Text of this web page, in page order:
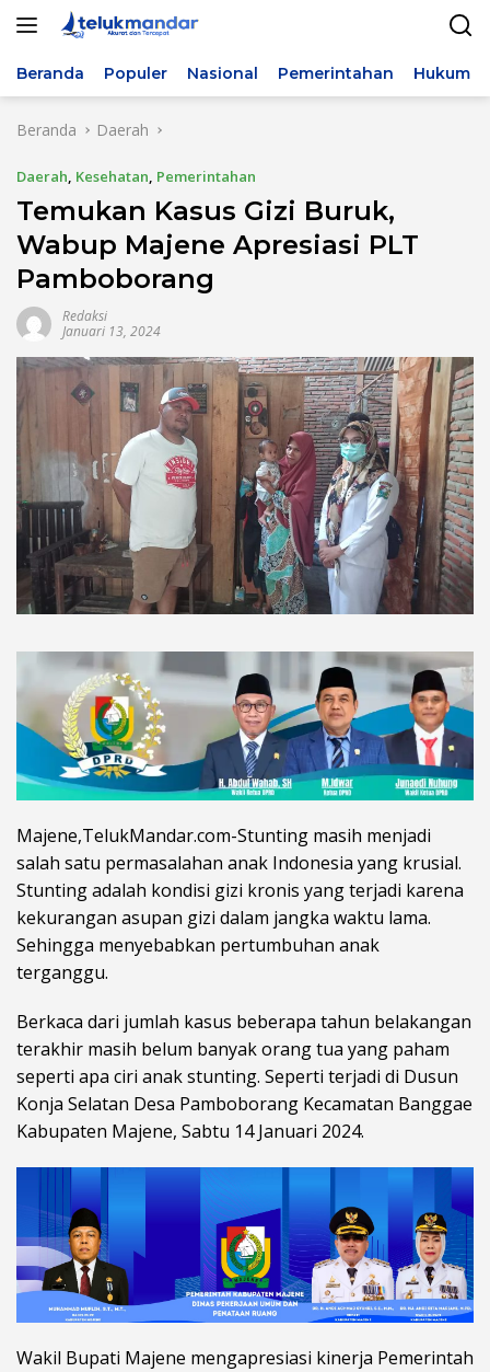
Beranda Populer Nasional Pemerintahan Hukum
Beranda Daerah
Daerah, Kesehatan, Pemerintahan
Temukan Kasus Gizi Buruk,
Wabup Majene Apresiasi PLT
Pamboborang
Redaksi
Januari 13, 2024
Majene,TelukMandar.com-Stunting masih menjadi
salah satu permasalahan anak Indonesia yang krusial.
Stunting adalah kondisi gizi kronis yang terjadi karena
kekurangan asupan gizi dalam jangka waktu lama.
Sehingga menyebabkan pertumbuhan anak
terganggu.
Berkaca dari jumlah kasus beberapa tahun belakangan
terakhir masih belum banyak orang tua yang paham
seperti apa ciri anak stunting. Seperti terjadi di Dusun
Konja Selatan Desa Pamboborang Kecamatan Banggae
Kabupaten Majene, Sabtu 14 Januari 2024.
Wakil Bupati Majene mengapresiasi kinerja Pemerintah